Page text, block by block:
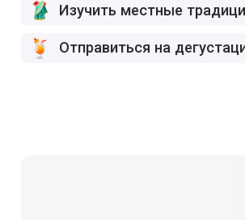
Изучить местные
Отправиться на